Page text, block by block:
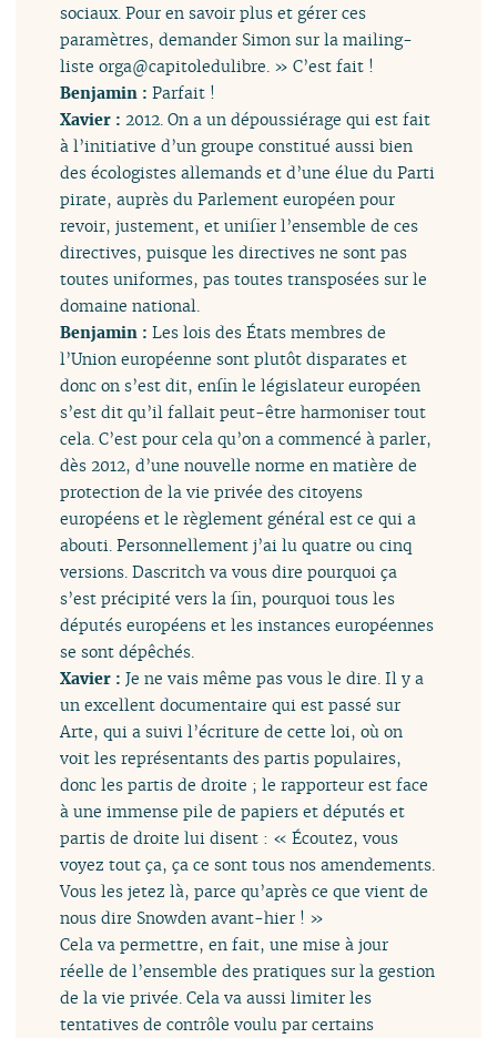
sociaux. Pour en savoir plus et gérer ces
paramètres, demander Simon sur la mailing-
liste orga@capitoledulibre. » C’est fait !
Benjamin :Parfait !
Xavier : 2012. On a un dépoussiérage qui est fait
à l’initiative d’un groupe constitué aussi bien
des écologistes allemands et d’une élue du Parti
pirate, auprès du Parlement européen pour
revoir, justement, et unifier l’ensemble de ces
directives, puisque les directives ne sont pas
toutes uniformes, pas toutes transposées sur le
domaine national.
Benjamin :Les lois des États membres de
l’Union européenne sont plutôt disparates et
donc on s’est dit, enfin le législateur européen
s’est dit qu’il fallait peut-être harmoniser tout
cela. C’est pour cela qu’on a commencé à parler,
dès 2012, d’une nouvelle norme en matière de
protection de la vie privée des citoyens
européens et le règlement général est ce qui a
abouti. Personnellement j’ai lu quatre ou cinq
versions. Dascritch va vous dire pourquoi ça
s’est précipité vers la fin, pourquoi tous les
députés européens et les instances européennes
se sont dépêchés.
Xavier :Je ne vais même pas vous le dire. Il y a
un excellent documentaire qui est passé sur
Arte, qui a suivi l’écriture de cette loi, où on
voit les représentants des partis populaires,
donc les partis de droite ; le rapporteur est face
à une immense pile de papiers et députés et
partis de droite lui disent : « Écoutez, vous
voyez tout ça, ça ce sont tous nos amendements.
Vous les jetez là, parce qu’après ce que vient de
nous dire Snowden avant-hier ! »
Cela va permettre, en fait, une mise à jour
réelle de l’ensemble des pratiques sur la gestion
de la vie privée. Cela va aussi limiter les
tentatives de contrôle voulu par certains